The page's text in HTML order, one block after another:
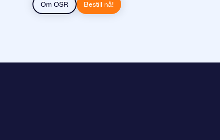
Om OSR Bestill nå!